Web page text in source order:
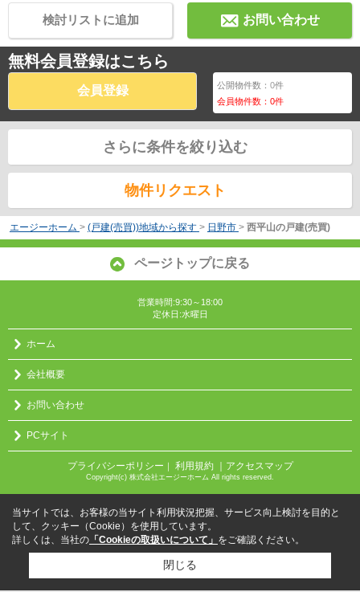
お問い合わせ
検討リストに追加
無料会員登録はこちら
会員登録 公開物件数：0件
会員物件数：0件
さらに条件を絞り込む
物件リクエスト
エージーホーム > (戸建(売買))地域から探す > 日野市 > 西平山の戸建(売買)
ページトップに戻る
営業時間:9:30～18:00
定休日:水曜日
ホーム
会社概要
お問い合わせ
PCサイト
プライバシーポリシー ｜ 利用規約 ｜アクセスマップ
Copyright(c) 株式会社エージーホーム All rights reserved.
当サイトでは、お客様の当サイト利用状況把握、サービス向上検討を目的と
して、クッキー（Cookie）を使用しています。
詳しくは、当社の 「Cookieの取扱いについて」 をご確認ください。
閉じる